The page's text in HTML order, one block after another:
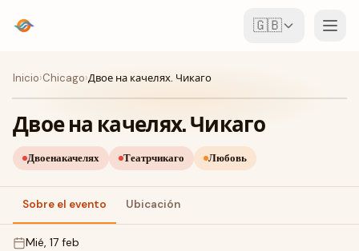
🇬🇧
Eventos
Mapa
Lugares
Para organizadores
Crear evento
Inicio›Chicago›Двое на качелях. Чикаго
Двое на качелях. Чикаго
Двоенакачелях Театрчикаго Любовь
Sobre el evento Ubicación
mié, 17 feb